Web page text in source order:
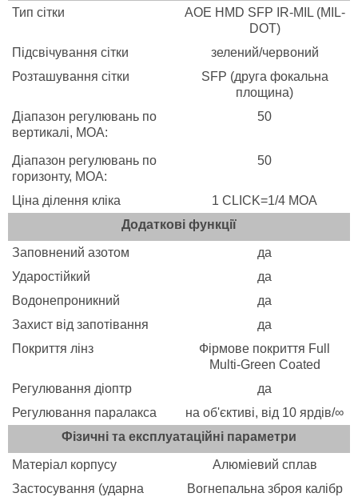
Тип сітки
AOE HMD SFP IR-MIL (MIL-
DOT)
Підсвічування сітки
зелений/червоний
Розташування сітки
SFP (друга фокальна
площина)
Діапазон регулювань по
вертикалі, MOA:
50
Діапазон регулювань по
горизонту, MOA:
50
Ціна ділення кліка
1 CLICK=1/4 МOA
Додаткові функції
Заповнений азотом
да
Ударостійкий
да
Водонепроникний
да
Захист від запотівання
да
Покриття лінз
Фірмове покриття Full
Multi-Green Coated
Регулювання діоптр
да
Регулювання паралакса
на об'єктиві, від 10 ярдів/∞
Фізичні та експлуатаційні параметри
Матеріал корпусу
Алюміевий сплав
Застосування (ударна
Вогнепальна зброя калібр